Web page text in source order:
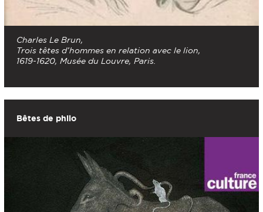
Charles Le Brun,
Trois têtes d’hommes en relation avec le lion,
1619-1620, Musée du Louvre, Paris.
Bêtes de philo